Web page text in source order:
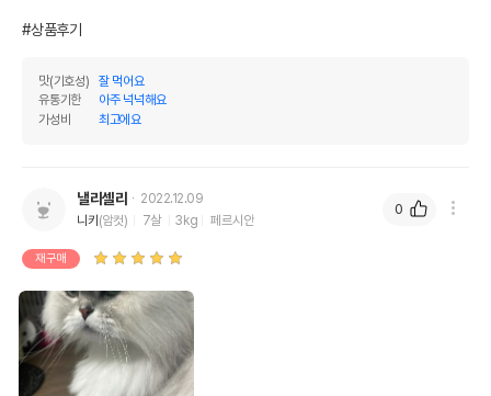
#상품후기
맛(기호성)
잘 먹어요
유통기한
아주 넉넉해요
가성비
최고에요
낼리셀리
2022.12.09
니키(암컷) 7살 3kg 페르시안
재구매
0